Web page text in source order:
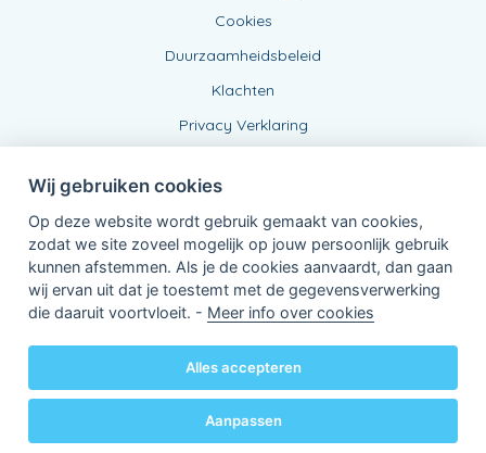
Cookies
Duurzaamheidsbeleid
Klachten
Privacy Verklaring
Verbonden Agent, BE0689588737
van KBC Verzekeringen nv
3000 Leuven - Belgie
BTW BE 0403.552.563 - RPR Leuven
Powered byKBC-Agent(versie 3.21.0)
© 2026 alle rechten voorbehouden
Wij gebruiken cookies
Op deze website wordt gebruik gemaakt van cookies,
zodat we site zoveel mogelijk op jouw persoonlijk gebruik
kunnen afstemmen. Als je de cookies aanvaardt, dan gaan
wij ervan uit dat je toestemt met de gegevensverwerking
die daaruit voortvloeit. - Meer info over cookies
Alles accepteren
Aanpassen